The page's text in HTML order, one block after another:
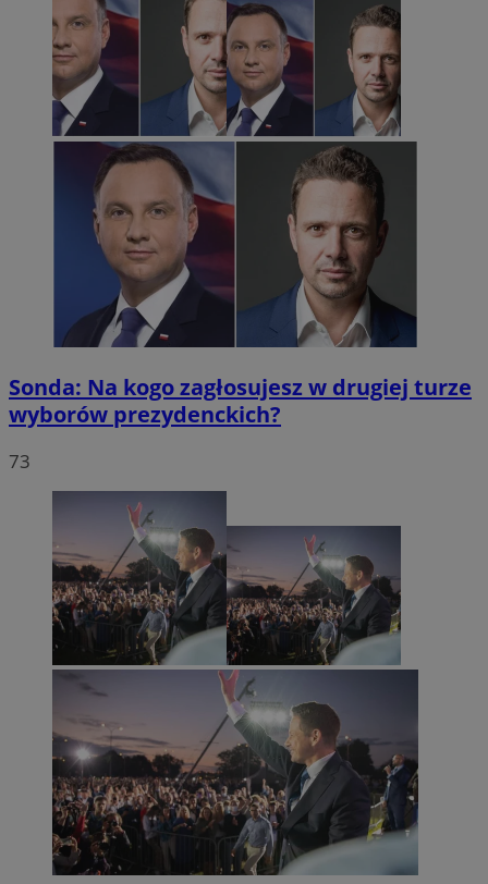
Sonda: Na kogo zagłosujesz w drugiej turze
wyborów prezydenckich?
73